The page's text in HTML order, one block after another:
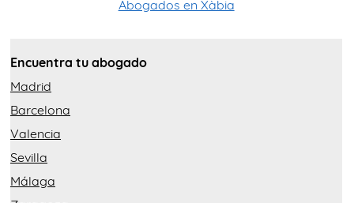
Abogados en Xàbia
Encuentra tu abogado
Madrid
Barcelona
Valencia
Sevilla
Málaga